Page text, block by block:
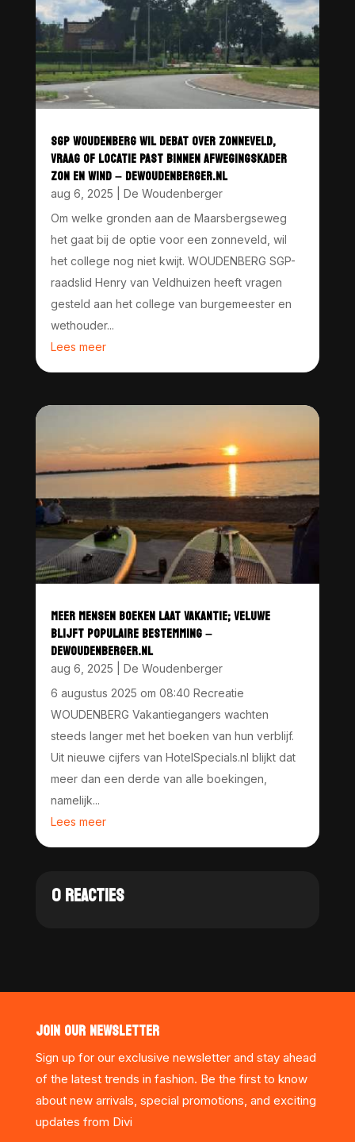
SGP WOUDENBERG WIL DEBAT OVER ZONNEVELD,
VRAAG OF LOCATIE PAST BINNEN AFWEGINGSKADER
ZON EN WIND – DEWOUDENBERGER.NL
aug 6, 2025
De Woudenberger
Om welke gronden aan de Maarsbergseweg
het gaat bij de optie voor een zonneveld, wil
het college nog niet kwijt. WOUDENBERG SGP-
raadslid Henry van Veldhuizen heeft vragen
gesteld aan het college van burgemeester en
wethouder...
Lees meer
MEER MENSEN BOEKEN LAAT VAKANTIE; VELUWE
BLIJFT POPULAIRE BESTEMMING –
DEWOUDENBERGER.NL
aug 6, 2025
De Woudenberger
6 augustus 2025 om 08:40 Recreatie
WOUDENBERG Vakantiegangers wachten
steeds langer met het boeken van hun verblijf.
Uit nieuwe cijfers van HotelSpecials.nl blijkt dat
meer dan een derde van alle boekingen,
namelijk...
Lees meer
0 REACTIES
JOIN OUR NEWSLETTER
Sign up for our exclusive newsletter and stay ahead
of the latest trends in fashion. Be the first to know
about new arrivals, special promotions, and exciting
updates from Divi